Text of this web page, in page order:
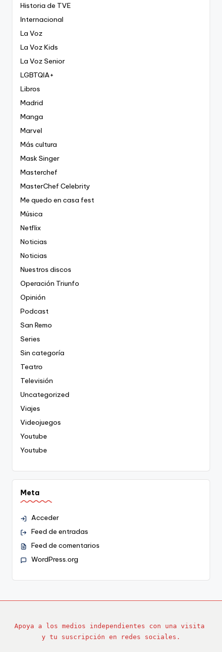
Historia de TVE
Internacional
La Voz
La Voz Kids
La Voz Senior
LGBTQIA+
Libros
Madrid
Manga
Marvel
Más cultura
Mask Singer
Masterchef
MasterChef Celebrity
Me quedo en casa fest
Música
Netflix
Noticias
Noticias
Nuestros discos
Operación Triunfo
Opinión
Podcast
San Remo
Series
Sin categoría
Teatro
Televisión
Uncategorized
Viajes
Videojuegos
Youtube
Youtube
Meta
Acceder
Feed de entradas
Feed de comentarios
WordPress.org
Apoya a los medios independientes con una visita
y tu suscripción en redes sociales.